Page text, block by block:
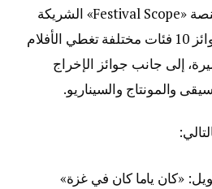
الأعمال المشاركة عبر منصة «Festival Scope» الشريكة
للمركز، فيما شملت الجوائز 10 فئات مختلفة تغطي الأفلام
إلى جانب جوائز الإخراج
والمونتاج والسيناريو.
«كان ياما كان في غزة»